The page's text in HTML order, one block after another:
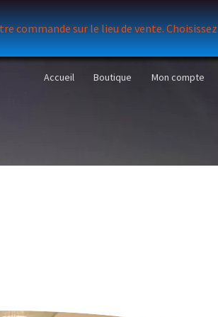
commande sur le lieu de vente.
Accueil Boutique Mon compte